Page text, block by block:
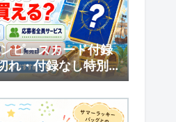
ピースカード付録
れ・付録なし特別版
者全員サービスまと